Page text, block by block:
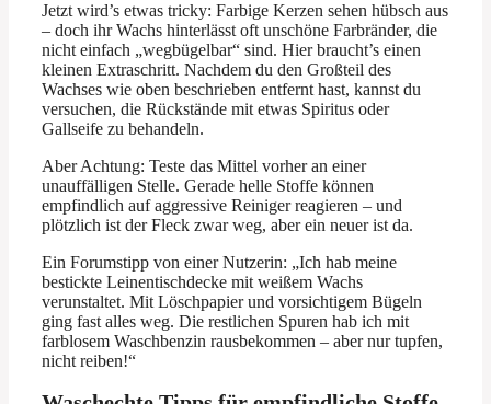
Jetzt wird’s etwas tricky: Farbige Kerzen sehen hübsch aus
– doch ihr Wachs hinterlässt oft unschöne Farbränder, die
nicht einfach „wegbügelbar“ sind. Hier braucht’s einen
kleinen Extraschritt. Nachdem du den Großteil des
Wachses wie oben beschrieben entfernt hast, kannst du
versuchen, die Rückstände mit etwas Spiritus oder
Gallseife zu behandeln.
Aber Achtung: Teste das Mittel vorher an einer
unauffälligen Stelle. Gerade helle Stoffe können
empfindlich auf aggressive Reiniger reagieren – und
plötzlich ist der Fleck zwar weg, aber ein neuer ist da.
Ein Forumstipp von einer Nutzerin: „Ich hab meine
bestickte Leinentischdecke mit weißem Wachs
verunstaltet. Mit Löschpapier und vorsichtigem Bügeln
ging fast alles weg. Die restlichen Spuren hab ich mit
farblosem Waschbenzin rausbekommen – aber nur tupfen,
nicht reiben!“